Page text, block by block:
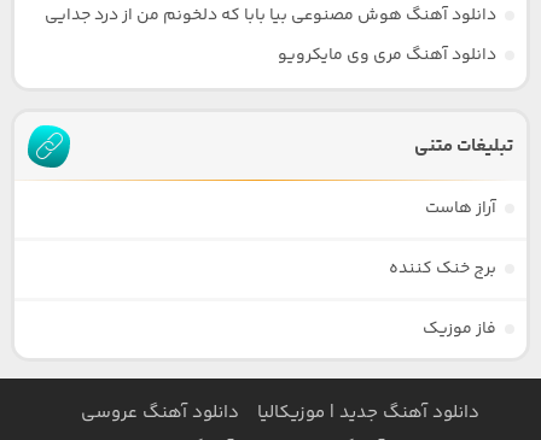
دانلود آهنگ هوش مصنوعی بیا بابا که دلخونم من از درد جدایی
دانلود آهنگ مری وی مایکرویو
تبلیغات متنی
آراز هاست
برج خنک کننده
فاز موزیک
دانلود آهنگ جدید | موزیکالیا
دانلود آهنگ عروسی